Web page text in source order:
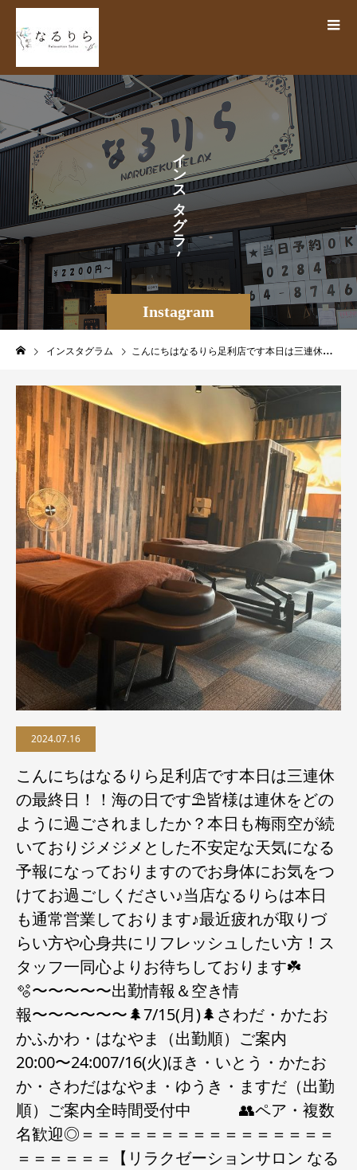
Instagram
イ
ン
ス
タ
グ
ラ
ム
インスタグラム こんにちはなるりら足利店です本日は三連休の最終日！！海の日です⛱️皆様は連休をどのように過ごされましたか？本日も梅雨空が続いておりジメジメとした不安定な天気になる予報になっておりますのでお身体にお気をつけてお過ごしください♪当店なるりらは本日も通常営業しております♪最近疲れが取りづらい方や心身共にリフレッシュしたい方！スタッフ一同心よりお待ちしております☘️🫧〜〜〜〜〜出勤情報＆空き情報〜〜〜〜〜〜🌲7/15(月)🌲さわだ・かたおかふかわ・はなやま（出勤順）ご案内20:00〜24:007/16(火)ほき・いとう・かたおか・さわだはなやま・ゆうき・ますだ（出勤順）ご案内全時間受付中 👥ペア・複数名歓迎◎＝＝＝＝＝＝＝＝＝＝＝＝＝＝＝＝＝＝＝＝＝＝【リラクゼーションサロン なるりら】栃木県足利市田中町783-2 KSB3🛜https://www.narurira.jp️0284-64-8746️公式LINE検索ID【@270tecfq】#なるりら #narurira #リラク #リラクゼーションサロン #マッサージ#夏バテ#リフレッシュ#快眠 #浮腫改善 #肩こり解消 #足ツボ #血流促進 #免疫力向上 #筋膜リリース #揉みほぐし #リンパマッサージ #ヘッドマッサージ #オイルマッサージ #足利 #栃木 #ashikaga #足利市 #栃木県足利市 #足利もみほぐし #足利サロン#自律神経#首肩#オプション多数#当日予約ok – from Instagram
2024.07.16
こんにちはなるりら足利店です本日は三連休
の最終日！！海の日です⛱️皆様は連休をどの
ように過ごされましたか？本日も梅雨空が続
いておりジメジメとした不安定な天気になる
予報になっておりますのでお身体にお気をつ
けてお過ごしください♪当店なるりらは本日
も通常営業しております♪最近疲れが取りづ
らい方や心身共にリフレッシュしたい方！ス
タッフ一同心よりお待ちしております☘️
🫧〜〜〜〜〜出勤情報＆空き情
報〜〜〜〜〜〜🌲7/15(月)🌲さわだ・かたお
かふかわ・はなやま（出勤順）ご案内
20:00〜24:007/16(火)ほき・いとう・かたお
か・さわだはなやま・ゆうき・ますだ（出勤
順）ご案内全時間受付中 👥ペア・複数
名歓迎◎＝＝＝＝＝＝＝＝＝＝＝＝＝＝＝＝
＝＝＝＝＝＝【リラクゼーションサロン なる